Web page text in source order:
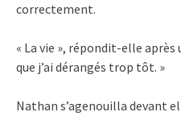
correctement.
« La vie », répondit-elle après
que j’ai dérangés trop tôt. »
Nathan s’agenouilla devant